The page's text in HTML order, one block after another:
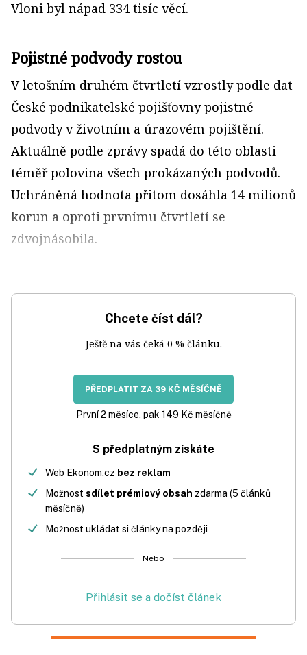
Vloni byl nápad 334 tisíc věcí.
Pojistné podvody rostou
V letošním druhém čtvrtletí vzrostly podle dat
České podnikatelské pojišťovny pojistné
podvody v životním a úrazovém pojištění.
Aktuálně podle zprávy spadá do této oblasti
téměř polovina všech prokázaných podvodů.
Uchráněná hodnota přitom dosáhla 14 milionů
korun a oproti prvnímu čtvrtletí se
zdvojnásobila.
Chcete číst dál?
Ještě na vás čeká 0 % článku.
PŘEDPLATIT ZA 39 KČ MĚSÍČNĚ
První 2 měsíce, pak 149 Kč měsíčně
S předplatným získáte
Web Ekonom.cz bez reklam
Možnost sdílet prémiový obsah zdarma (5 článků
měsíčně)
Možnost ukládat si články na později
Nebo
Přihlásit se a dočíst článek